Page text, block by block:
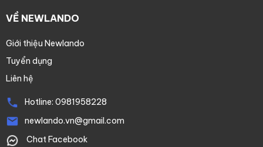
VỀ NEWLANDO
Giới thiệu Newlando
Tuyển dụng
Liên hệ
Hotline: 0981958228
newlando.vn@gmail.com
Chat Facebook